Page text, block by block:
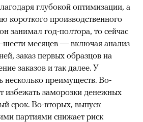
глубокой оптимизации, а
короткого производственного
занимал год-полтора, то сейчас
месяцев — включая анализ
заказ первых образцов на
заказов и так далее. У
несколько преимуществ. Во-
избежать заморозки денежных
срок. Во-вторых, выпуск
партиями снижает риск